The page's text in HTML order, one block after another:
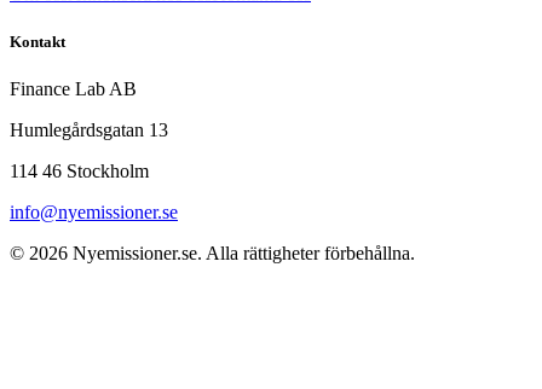
Kontakt
Finance Lab AB
Humlegårdsgatan 13
114 46 Stockholm
info@nyemissioner.se
© 2026 Nyemissioner.se. Alla rättigheter förbehållna.